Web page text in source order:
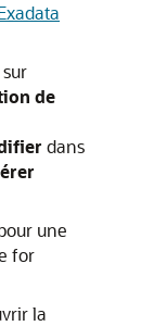
de
dans
une
for
la